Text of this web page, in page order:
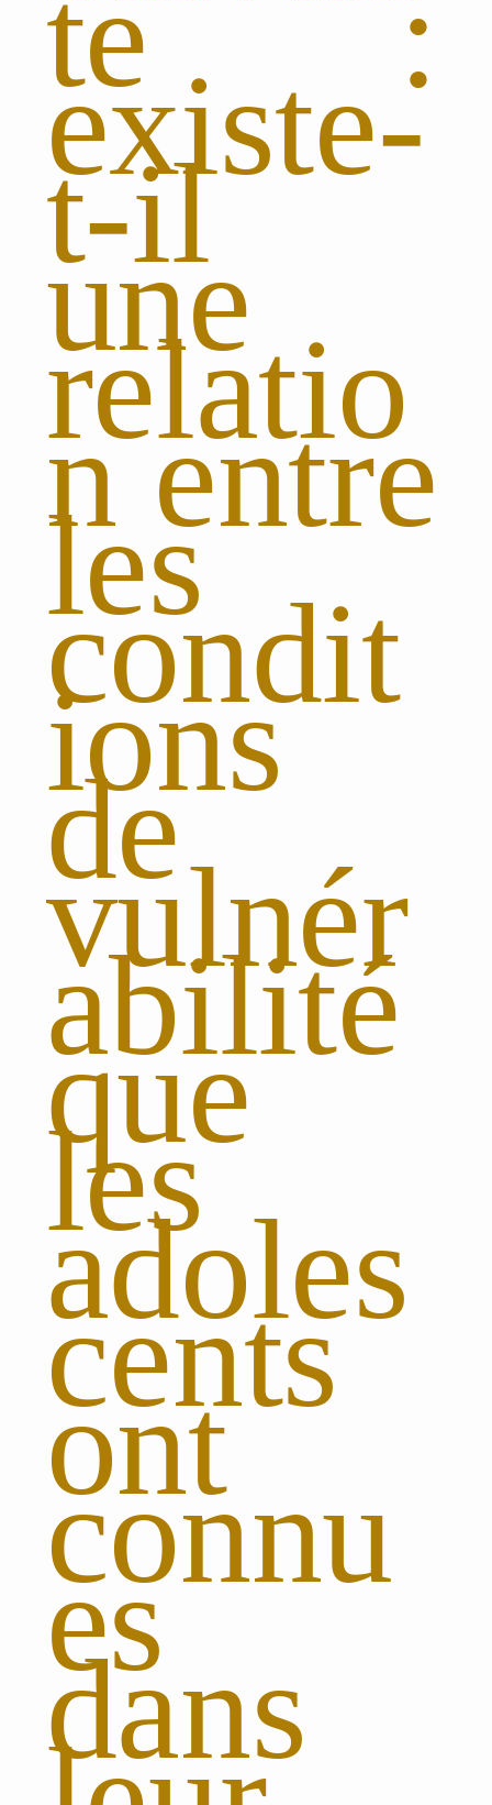
te :
existe-
t-il
une
relatio
n entre
les
condit
ions
de
vulnér
abilité
que
les
adoles
cents
ont
connu
es
dans